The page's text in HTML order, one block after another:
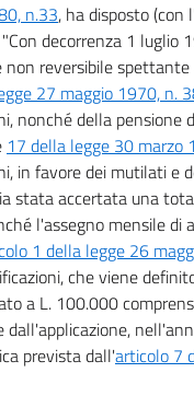
n.33, ha disposto (con
decorrenza 1 luglio
reversibile spettante
27 maggio 1970, n.
nonché della pensione
17 della legge 30 marzo
in favore dei mutilati e
stata accertata una
l'assegno mensile di
1 della legge 26
che viene
a L. 100.000
prevista dall'articolo 7